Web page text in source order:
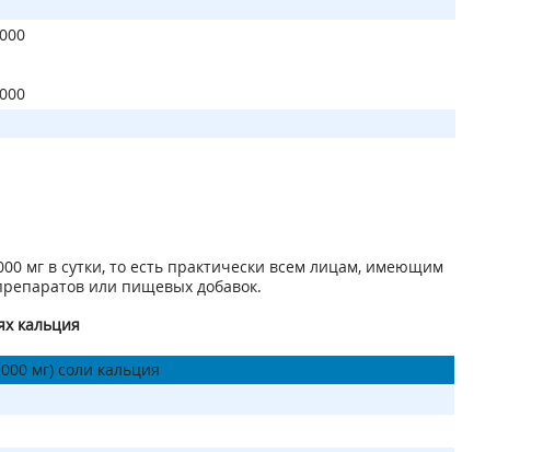
мг в сутки, то есть практически всем лицам, имеющим
или пищевых добавок.
кальция
мг) соли кальция